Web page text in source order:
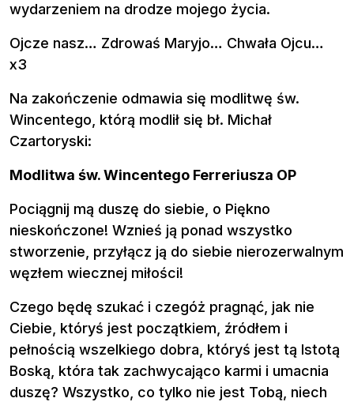
wydarzeniem na drodze mojego życia.
Ojcze nasz… Zdrowaś Maryjo… Chwała Ojcu…
x3
Na zakończenie odmawia się modlitwę św.
Wincentego, którą modlił się bł. Michał
Czartoryski:
Modlitwa św. Wincentego Ferreriusza OP
Pociągnij mą duszę do siebie, o Piękno
nieskończone! Wznieś ją ponad wszystko
stworzenie, przyłącz ją do siebie nierozerwalnym
węzłem wiecznej miłości!
Czego będę szukać i czegóż pragnąć, jak nie
Ciebie, któryś jest początkiem, źródłem i
pełnością wszelkiego dobra, któryś jest tą Istotą
Boską, która tak zachwycająco karmi i umacnia
duszę? Wszystko, co tylko nie jest Tobą, niech